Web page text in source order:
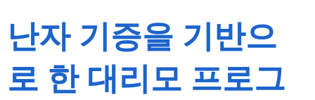
난자 기증을 기반으
로 한 대리모 프로그